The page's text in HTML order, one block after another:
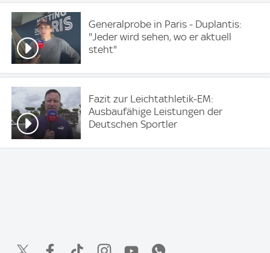
Generalprobe in Paris - Duplantis:
"Jeder wird sehen, wo er aktuell
steht"
Fazit zur Leichtathletik-EM:
Ausbaufähige Leistungen der
Deutschen Sportler